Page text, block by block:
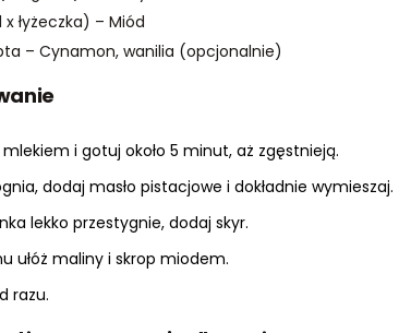
x łyżeczka) – Miód
– Cynamon, wanilia (opcjonalnie)
mlekiem i gotuj około 5 minut, aż zgęstnieją.
dodaj masło pistacjowe i dokładnie wymieszaj.
lekko przestygnie, dodaj skyr.
ułóż maliny i skrop miodem.
razu.